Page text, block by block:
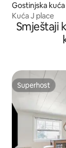
Gostinjska kuća
Kuća J place
Smještaji
Superhost
Superhost